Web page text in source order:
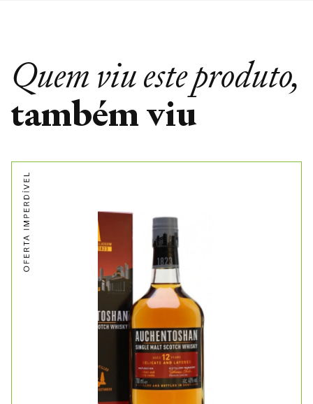
Quem viu este produto,
também viu